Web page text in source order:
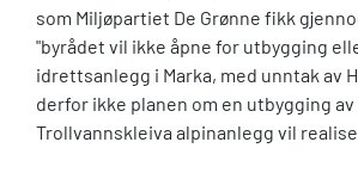
som Miljøpartiet De Grønne fikk
"byrådet vil ikke åpne for utbygging
idrettsanlegg i Marka, med unntak av
derfor ikke planen om en utbygging
Trollvannskleiva alpinanlegg vil